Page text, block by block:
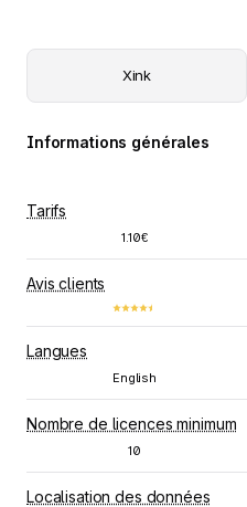
Xink
Informations générales
Tarifs
1.10€
Avis clients
Langues
English
Nombre de licences minimum
10
Localisation des données